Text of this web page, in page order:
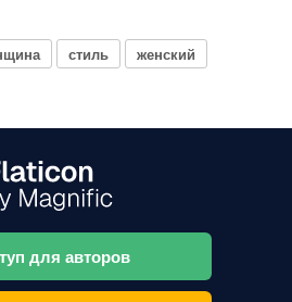
стиль
женский
для авторов